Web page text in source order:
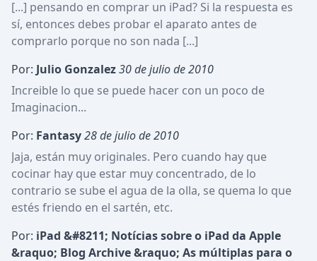
[...] pensando en comprar un iPad? Si la respuesta es
sí, entonces debes probar el aparato antes de
comprarlo porque no son nada [...]
Por: Julio Gonzalez30 de julio de 2010
Increible lo que se puede hacer con un poco de
Imaginacion...
Por: Fantasy28 de julio de 2010
Jaja, están muy originales. Pero cuando hay que
cocinar hay que estar muy concentrado, de lo
contrario se sube el agua de la olla, se quema lo que
estés friendo en el sartén, etc.
Por: iPad &#8211; Notícias sobre o iPad da Apple
&raquo; Blog Archive &raquo; As múltiplas para o